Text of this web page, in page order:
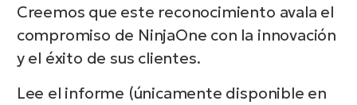
Creemos que este reconocimiento avala el
compromiso de NinjaOne con la innovación
y el éxito de sus clientes.
Lee el informe (únicamente disponible en